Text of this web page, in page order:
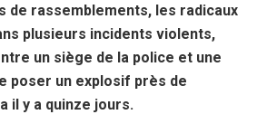
de rassemblements, les radicaux
plusieurs incidents violents,
un siège de la police et une
poser un explosif près de
il y a quinze jours.